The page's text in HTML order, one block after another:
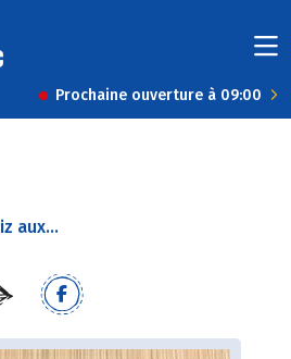
Prochaine ouverture à 09:00
aux...